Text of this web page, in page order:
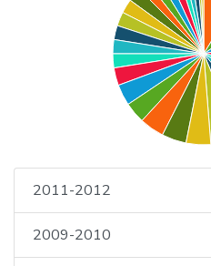
2011-2012
2009-2010